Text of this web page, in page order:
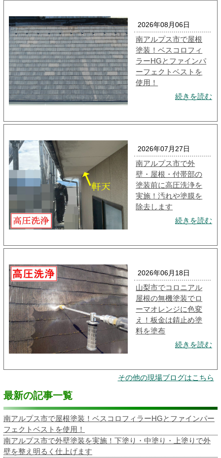
2026年08月06日
南アルプス市で屋根
塗装！ベスコロフィ
ラーHGとファインパ
ーフェクトベストを
使用！
続きを読む
2026年07月27日
南アルプス市で外
壁・屋根・付帯部の
塗装前に高圧洗浄を
実施！汚れや塗膜を
除去します
続きを読む
2026年06月18日
山梨市でコロニアル
屋根の無機塗装でロ
ーマオレンジに色変
え！板金は錆止め塗
料を塗布
続きを読む
その他の現場ブログはこちら
最新の記事一覧
南アルプス市で屋根塗装！ベスコロフィラーHGとファインパー
フェクトベストを使用！
南アルプス市で外壁塗装を実施！下塗り・中塗り・上塗りで外
壁を整え明るく仕上げます